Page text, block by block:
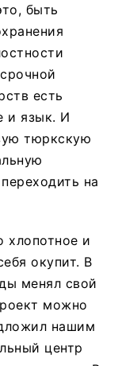
быть
есть
и язык. И
тюркскую
на
хлопотное и
окупит. В
менял свой
можно
нашим
центр